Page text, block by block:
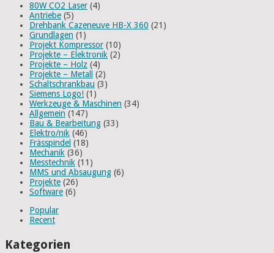
80W CO2 Laser (4)
Antriebe (5)
Drehbank Cazeneuve HB-X 360 (21)
Grundlagen (1)
Projekt Kompressor (10)
Projekte – Elektronik (2)
Projekte – Holz (4)
Projekte – Metall
(2)
Schaltschrankbau (3)
Siemens Logo! (1)
Werkzeuge & Maschinen (34)
Allgemein (147)
Bau & Bearbeitung (33)
Elektro/nik (46)
Frässpindel (18)
Mechanik (36)
Messtechnik (11)
MMS und Absaugung (6)
Projekte (26)
Software (6)
Popular
Recent
Kategorien